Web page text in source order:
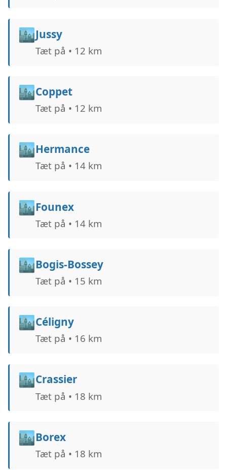
🏙️Jussy
Tæt på • 12 km
🏙️Coppet
Tæt på • 12 km
🏙️Hermance
Tæt på • 14 km
🏙️Founex
Tæt på • 14 km
🏙️Bogis-Bossey
Tæt på • 15 km
🏙️Céligny
Tæt på • 16 km
🏙️Crassier
Tæt på • 18 km
🏙️Borex
Tæt på • 18 km